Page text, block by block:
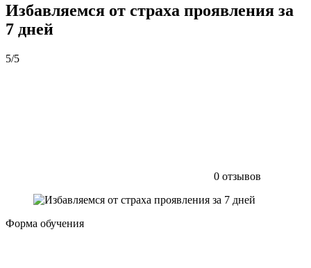
Избавляемся от страха проявления за
7 дней
5/5
0 отзывов
Форма обучения